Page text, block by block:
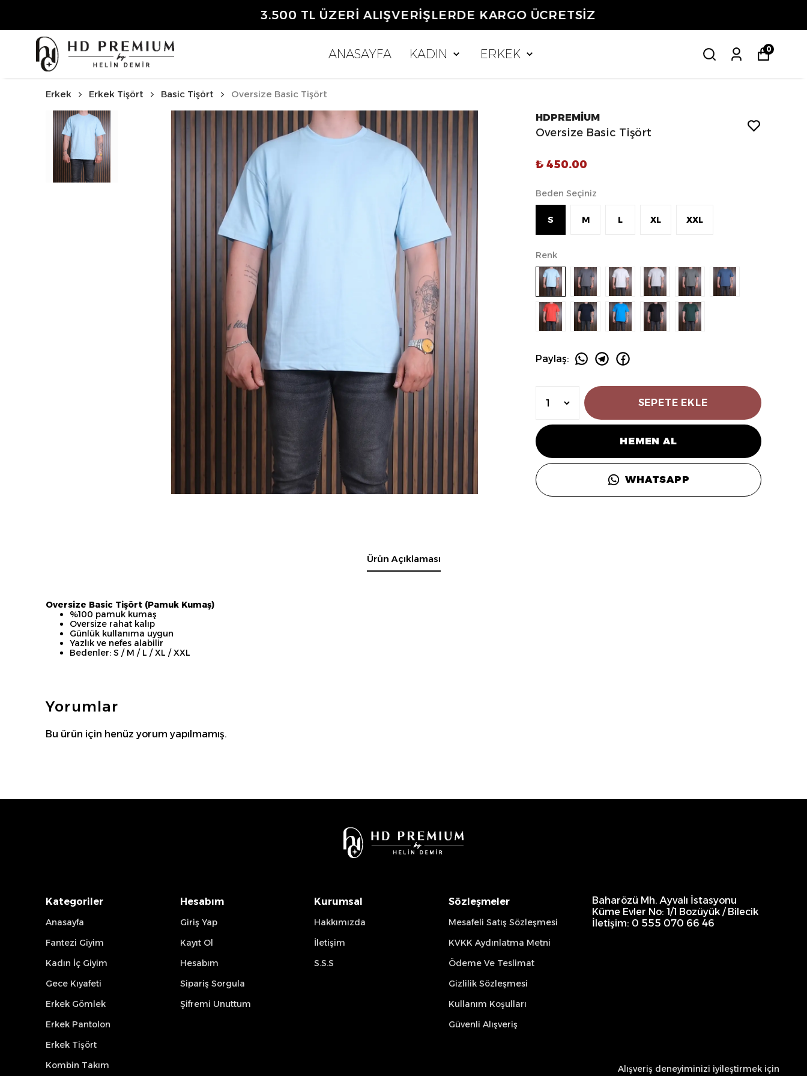
3.500 TL ÜZERİ ALIŞVERİŞLERDE KARGO ÜCRETSİZ
ANASAYFA KADIN ERKEK 0
Alışveriş deneyiminizi iyileştirmek için
Erkek Erkek Tişört Basic Tişört Oversize Basic Tişört
HDPREMİUM
Oversize Basic Tişört
₺ 450.00
Beden Seçiniz
S M L XL XXL
Renk
Paylaş:
SEPETE EKLE
HEMEN AL
WHATSAPP
Ürün Açıklaması
Oversize Basic Tişört (Pamuk Kumaş)
%100 pamuk kumaş
Oversize rahat kalıp
Günlük kullanıma uygun
Yazlık ve nefes alabilir
Bedenler: S / M / L / XL / XXL
Yorumlar
Bu ürün için henüz yorum yapılmamış.
Kategoriler
Anasayfa
Fantezi Giyim
Kadın İç Giyim
Gece Kıyafeti
Erkek Gömlek
Erkek Pantolon
Erkek Tişört
Kombin Takım
Hesabım
Giriş Yap
Kayıt Ol
Hesabım
Sipariş Sorgula
Şifremi Unuttum
Kurumsal
Hakkımızda
İletişim
S.S.S
Sözleşmeler
Mesafeli Satış Sözleşmesi
KVKK Aydınlatma Metni
Ödeme Ve Teslimat
Gizlilik Sözleşmesi
Kullanım Koşulları
Güvenli Alışveriş
Baharözü Mh. Ayvalı İstasyonu
Küme Evler No: 1/1 Bozüyük / Bilecik
İletişim: 0 555 070 66 46